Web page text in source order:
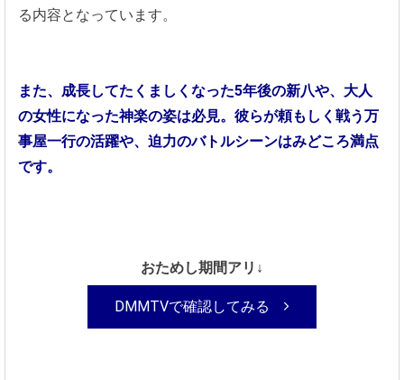
る内容となっています。
また、成長してたくましくなった5年後の新八や、大人
の女性になった神楽の姿は必見。彼らが頼もしく戦う万
事屋一行の活躍や、迫力のバトルシーンはみどころ満点
です。
おためし期間アリ↓
DMMTVで確認してみる